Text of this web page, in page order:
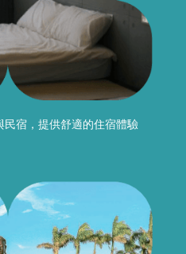
宿，提供舒適的住宿體驗